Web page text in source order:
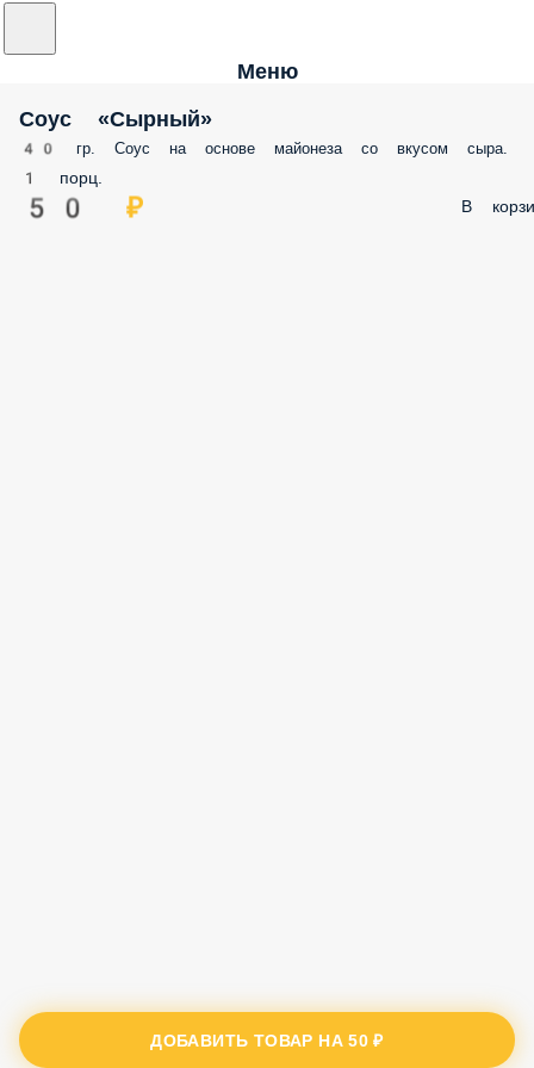
Меню
Соус «Сырный»
40 гр. Соус на основе майонеза со вкусом сыра.
1 порц.
50 ₽ В
ДОБАВИТЬ ТОВАР НА50 ₽